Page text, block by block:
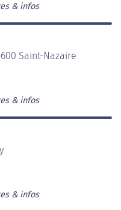
& infos
Saint-Nazaire
& infos
& infos